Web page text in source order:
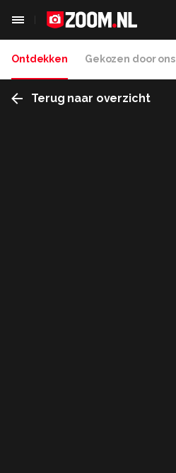
Ontdekken Gekozen door ons
Terug naar overzicht